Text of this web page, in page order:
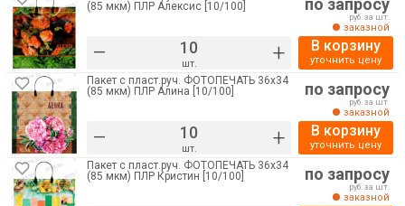
(85 мкм) ПЛР Алексис [10/100]
– шт. +
по запросу
руб. за шт.
заказной
В корзину
уточнить цену
Пакет с пласт.руч. ФОТОПЕЧАТЬ 36х34
(85 мкм) ПЛР Алина [10/100]
– шт. +
по запросу
руб. за шт.
заказной
В корзину
уточнить цену
Пакет с пласт.руч. ФОТОПЕЧАТЬ 36х34
(85 мкм) ПЛР Кристин [10/100]
по запросу
руб. за шт.
заказной